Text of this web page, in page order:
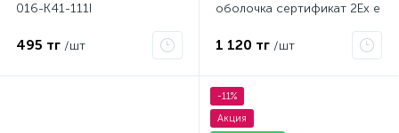
016-K41-111I
495 тг /шт
оболочка сертификат 2Ex e
PHC-30
1 120 тг /шт
-11%
Акция